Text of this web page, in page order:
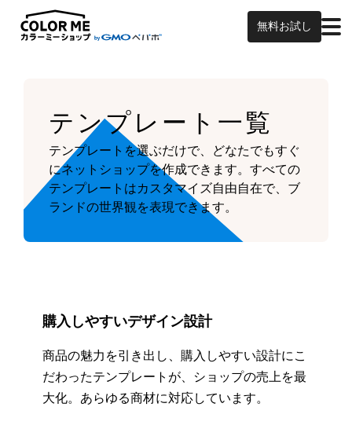
無料お試し
テンプレート一覧
テンプレートを選ぶだけで、どなたでもすぐ
にネットショップを作成できます。すべての
テンプレートはカスタマイズ自由自在で、ブ
ランドの世界観を表現できます。
購入しやすいデザイン設計
商品の魅力を引き出し、購入しやすい設計にこ
だわったテンプレートが、ショップの売上を最
大化。あらゆる商材に対応しています。